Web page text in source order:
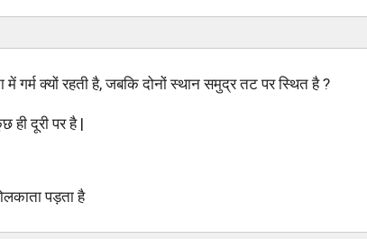
क्यों रहती है, जबकि दोनों स्थान समुद्र तट पर स्थित है ?
ही दूरी पर है |
पड़ता है